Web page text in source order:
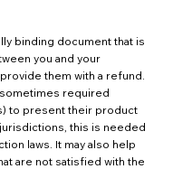
binding document that is
you and your
them with a refund.
required
to present their product
this is needed
laws. It may also help
are not satisfied with the